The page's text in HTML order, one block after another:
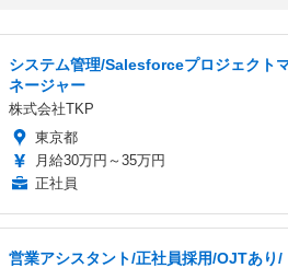
システム管理/Salesforceプロジェクト
ネージャー
株式会社TKP
東京都
月給30万円～35万円
正社員
営業アシスタント/正社員採用/OJTあり/